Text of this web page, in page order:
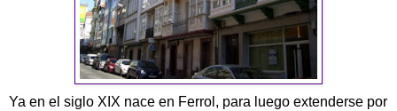
Ya en el siglo XIX nace en Ferrol, para luego extenderse por